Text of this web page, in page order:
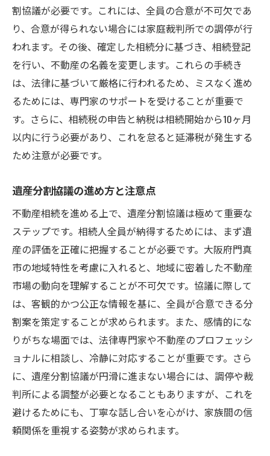
不動産評価の専門家の選び方
評価後の具体的な手続きの流れ
地域の知識を活用した不動産相続戦略で価値を
最大限に引き出す
地域情報を活用した相続戦略の立案
地域特性を活かした不動産利用法
現地調査がもたらす相続のメリット
地元ネットワークを活用する方法
地域の専門家とのコラボレーション
不動産相続の流れを理解し最適な戦略を立てる
方法
相続手続きの全体像を把握する
相続戦略の基礎とその重要性
トラブルを回避するためのポイント
法律的視点での対策の立て方
相続計画の見直し方法
将来を見据えた持続可能な戦略
大阪府門真市での不動産相続を成功に導くステ
ップとは
初めに取り組むべき相続準備
プロセスの各段階での注意点
割協議が必要です。これには、全員の合意が不可欠であ
り、合意が得られない場合には家庭裁判所での調停が行
われます。その後、確定した相続分に基づき、相続登記
を行い、不動産の名義を変更します。これらの手続き
は、法律に基づいて厳格に行われるため、ミスなく進め
るためには、専門家のサポートを受けることが重要で
す。さらに、相続税の申告と納税は相続開始から10ヶ月
以内に行う必要があり、これを怠ると延滞税が発生する
ため注意が必要です。
遺産分割協議の進め方と注意点
不動産相続を進める上で、遺産分割協議は極めて重要な
ステップです。相続人全員が納得するためには、まず遺
産の評価を正確に把握することが必要です。大阪府門真
市の地域特性を考慮に入れると、地域に密着した不動産
市場の動向を理解することが不可欠です。協議に際して
は、客観的かつ公正な情報を基に、全員が合意できる分
割案を策定することが求められます。また、感情的にな
りがちな場面では、法律専門家や不動産のプロフェッシ
ョナルに相談し、冷静に対応することが重要です。さら
に、遺産分割協議が円滑に進まない場合には、調停や裁
判所による調整が必要となることもありますが、これを
避けるためにも、丁寧な話し合いを心がけ、家族間の信
頼関係を重視する姿勢が求められます。